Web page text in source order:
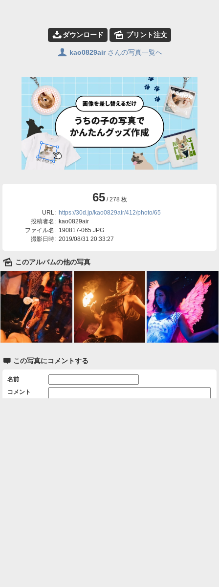
📥ダウンロード 🌄 プリント注文
👤 kao0829airさんの写真一覧へ
65 / 278 枚
URL: https://30d.jp/kao0829air/412/photo/65
投稿者名: kao0829air
ファイル名: 190817-065.JPG
撮影日時: 2019/08/31 20:33:27
🌄 このアルバムの他の写真
 この写真にコメントする
名前
コメント